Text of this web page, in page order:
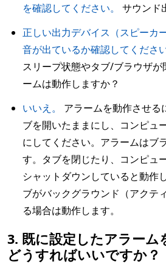
を確認してください。
サウンド
正しい出力デバイス（スピーカ
音が出ているか確認してください
スリープ状態やタブ/ブラウザが
ームは動作しますか？
いいえ。
アラームを動作させる
ブを開いたままにし、コンピュ
にしてください。アラームはブ
す。タブを閉じたり、コンピュ
シャットダウンしていると動作
ブがバックグラウンド（アクテ
る場合は動作します。
3. 既に設定したアラーム
どうすればいいですか？